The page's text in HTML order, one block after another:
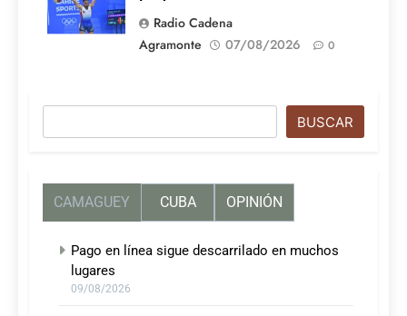
Radio Cadena
Agramonte
07/08/2026 0
BUSCAR
CAMAGUEY CUBA OPINIÓN
Pago en línea sigue descarrilado en muchos
lugares
09/08/2026